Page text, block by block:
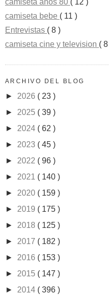
camiseta años 80 ( 12 )
camiseta bebe ( 11 )
Entrevistas ( 8 )
camiseta cine y television (
ARCHIVO DEL BLOG
► 2026 ( 23 )
► 2025 ( 39 )
► 2024 ( 62 )
► 2023 ( 45 )
► 2022 ( 96 )
► 2021 ( 140 )
► 2020 ( 159 )
► 2019 ( 175 )
► 2018 ( 125 )
► 2017 ( 182 )
► 2016 ( 153 )
► 2015 ( 147 )
► 2014 ( 396 )